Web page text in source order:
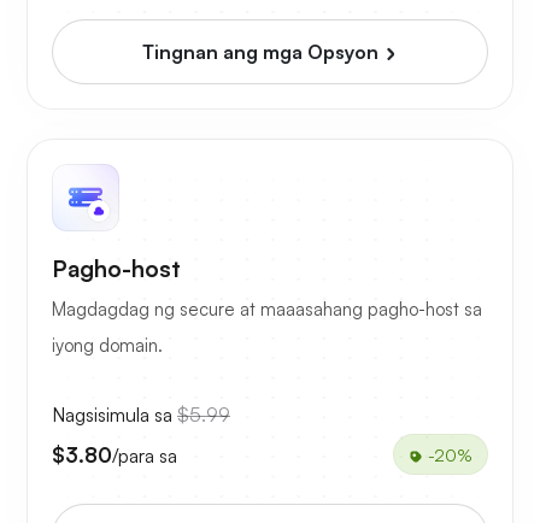
Tingnan ang mga Opsyon
Pagho-host
Magdagdag ng secure at maaasahang pagho-host sa
iyong domain.
Nagsisimula sa $5.99
$3.80/para sa -20%